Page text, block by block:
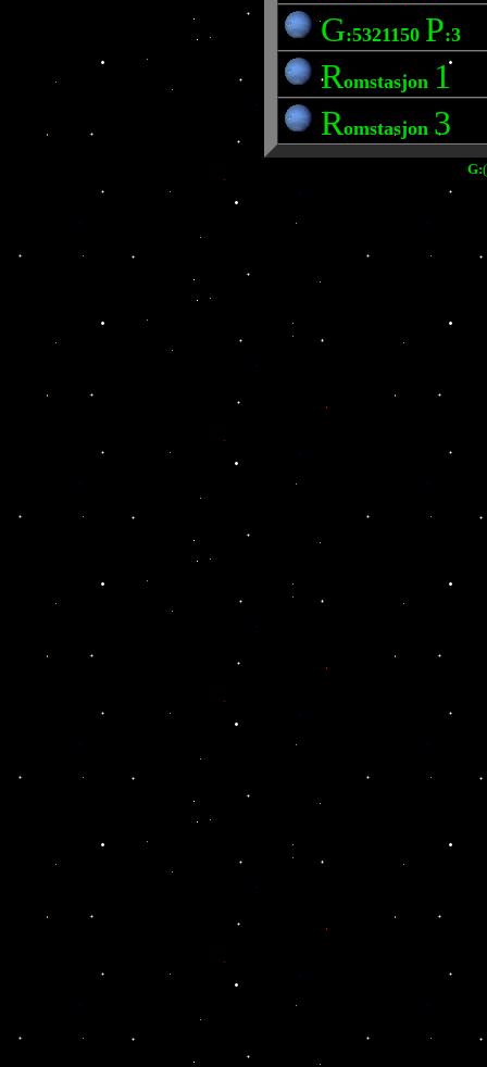
G:5321150 P:3
Romstasjon 1
Romstasjon 3
G: